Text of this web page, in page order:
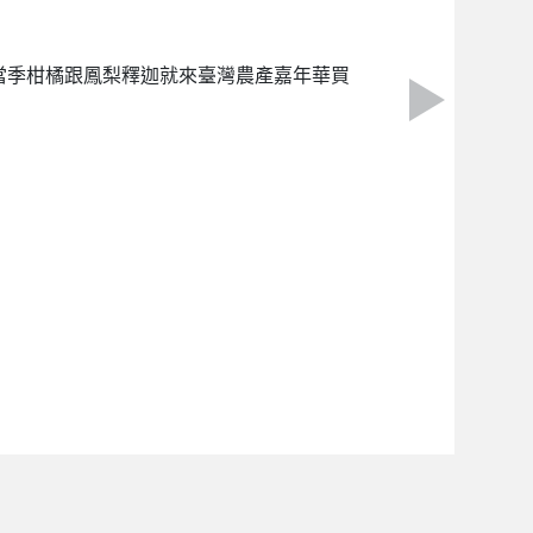
季柑橘跟鳳梨釋迦就來臺灣農產嘉年華買